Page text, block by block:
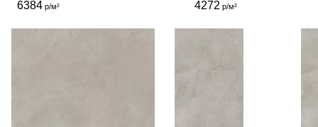
6384 р/м² 4272 р/м²